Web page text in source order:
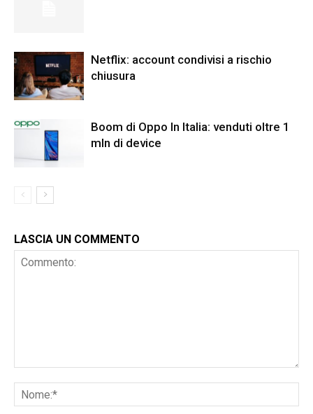
Netflix: account condivisi a rischio
chiusura
Boom di Oppo In Italia: venduti oltre 1
mln di device
LASCIA UN COMMENTO